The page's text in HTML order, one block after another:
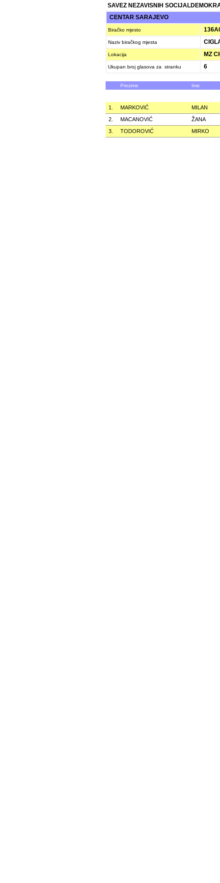
SAVEZ NEZAVISNIH
CENTAR SARAJEVO
Biračko mjesto
Naziv biračkog mjesta
Lokacija MZ
Ukupan broj glasova za stranku 6
Prezime Ime
1. MARKOVIĆ
MILAN
2.
MACANOVIĆ
ŽANA
3.
TODOROVIĆ MIRKO